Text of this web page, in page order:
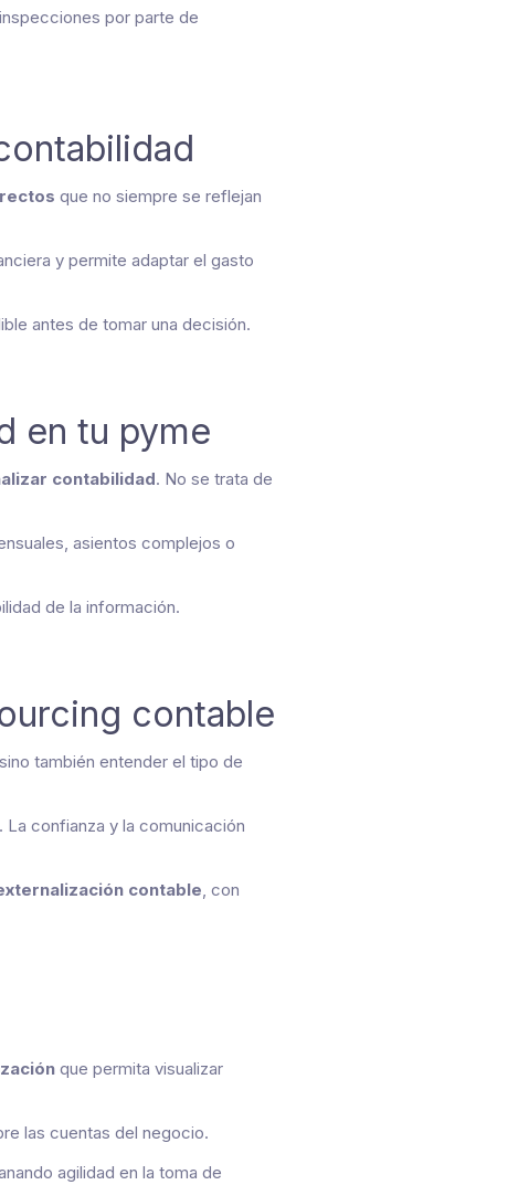
por parte de
que no siempre se reflejan
y permite adaptar el gasto
antes de tomar una decisión.
en tu pyme
contabilidad. No se trata de
asientos complejos o
de la información.
contable
también entender el tipo de
confianza y la comunicación
contable, con
que permita visualizar
las cuentas del negocio.
agilidad en la toma de